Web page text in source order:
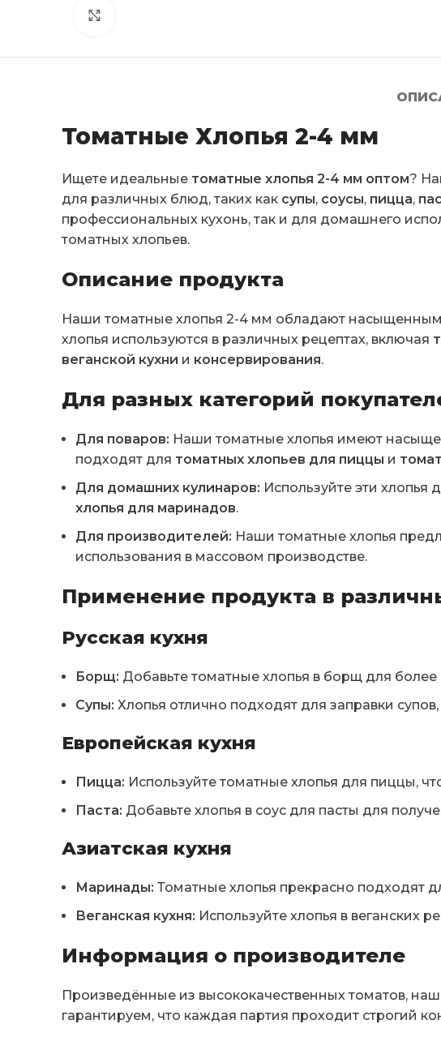
Томатные Хлопья 2-4 мм
Ищете идеальные томатные хлопья 2-4 мм оптом?
для различных блюд, таких как супы, соусы, пицца,
профессиональных кухонь, так и для домашнего
томатных хлопьев.
Описание продукта
Наши томатные хлопья 2-4 мм обладают
хлопья используются в различных рецептах, включая
веганской кухни и консервирования.
Для разных категорий
Для поваров: Наши томатные хлопья имеют
подходят для томатных хлопьев для пиццы и
Для домашних кулинаров: Используйте эти
хлопья для маринадов.
Для производителей: Наши томатные хлопья
использования в массовом производстве.
Применение продукта в
Русская кухня
Борщ: Добавьте томатные хлопья в борщ для
Супы: Хлопья отлично подходят для заправки
Европейская кухня
Пицца: Используйте томатные хлопья для пиццы,
Паста: Добавьте хлопья в соус для пасты для
Азиатская кухня
Маринады: Томатные хлопья прекрасно подходят
Веганская кухня: Используйте хлопья в веганских
Информация о производителе
Произведённые из высококачественных томатов,
гарантируем, что каждая партия проходит строгий